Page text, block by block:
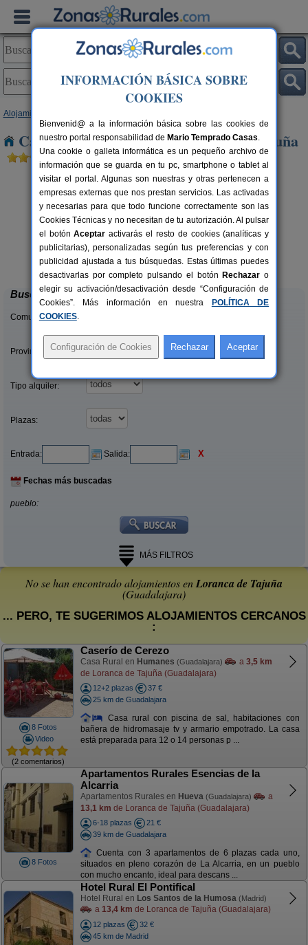
Alojamientos
Casas Rurales cerca de Loranca de Tajuña
60 pers.
desde25 €
Albergue Rural El Molino
Huérmeces del Cerro (Guadalajara)
Buscar
Comunidades:
Provincias/Islas:
Tipo alquiler:
Plazas:
Entrada: Salida: X
Fechas más buscadas
pueblo:
MÁS FILTROS
No se han encontrado alojamientos enLoranca de Tajuña
(Guadalajara)
... PERO, TE SUGERIMOS ALOJAMIENTOS CERCANOS
:
8 Fotos
Video
(2 comentarios)
Caserío de Cerezo
Casa Rural en Humanes (Guadalajara) a 3,5 km
de Loranca de Tajuña (Guadalajara)
12+2 plazas
37 €
25 km de Guadalajara
Casa rural con piscina de sal, habitaciones con
bañera de hidromasaje tv y armario empotrado. La casa
está preparada para 12 o 14 personas p ...
8 Fotos
Apartamentos Rurales Esencias de la
Alcarria
Apartamentos Rurales en Hueva (Guadalajara)
a
13,1 km de Loranca de Tajuña (Guadalajara)
6-18 plazas
21 €
39 km de Guadalajara
Cuenta con 3 apartamentos de 6 plazas cada uno,
situados en pleno corazón de La Alcarria, en un pueblo
con mucho encanto, ideal para descans ...
Hotel Rural El Pontifical
Hotel Rural en Los Santos de la Humosa (Madrid)
a 13,4 km de Loranca de Tajuña (Guadalajara)
12 plazas
32 €
45 km de Madrid
INFORMACIÓN BÁSICA SOBRE
COOKIES
Bienvenid@ a la información básica sobre las cookies de
nuestro portal responsabilidad de Mario Temprado Casas.
Una cookie o galleta informática es un pequeño archivo de
información que se guarda en tu pc, smartphone o tablet al
visitar el portal. Algunas son nuestras y otras pertenecen a
empresas externas que nos prestan servicios. Las activadas
y necesarias para que todo funcione correctamente son las
Cookies Técnicas y no necesitan de tu autorización. Al pulsar
el botónAceptar activarás el resto de cookies (analíticas y
publicitarias), personalizadas según tus preferencias y con
publicidad ajustada a tus búsquedas. Estas últimas puedes
desactivarlas por completo pulsando el botón Rechazar o
elegir su activación/desactivación desde “Configuración de
Cookies”. Más información en nuestra
POLÍTICA DE
COOKIES.